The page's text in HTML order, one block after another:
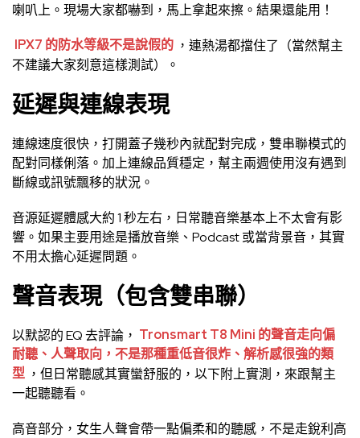
喇叭上。現場大家都嚇到，馬上拿起來擦。結果還能用！
IPX7 的防水等級不是說假的 ，連熱湯都擋住了（當然幫主
不建議大家刻意這樣測試）。
延遲與連線表現
連線速度很快，打開蓋子幾秒內就配對完成，雙串聯模式的
配對同樣俐落。加上連線品質穩定，幫主兩週使用沒有遇到
斷線或訊號飄移的狀況。
音源延遲體感大約 1 秒左右，日常聽音樂基本上不太會有影
響。如果主要用途是播放音樂、Podcast 或當背景音，其實
不用太擔心延遲問題。
聲音表現（包含雙串聯）
以默認的 EQ 去評論， Tronsmart T8 Mini 的聲音走向偏
耐聽、人聲取向，不是那種重低音很炸、解析感很強的類
型 ，但日常聽感其實蠻舒服的，以下附上實測，來跟幫主
一起聽聽看。
高音部分，女生人聲會帶一點偏柔和的聽感，不是走銳利高